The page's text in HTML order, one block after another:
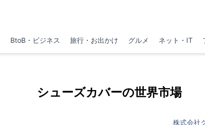
BtoB・ビジネス 旅行・お出かけ グルメ ネット・IT
シューズカバーの世界市場
株式会社